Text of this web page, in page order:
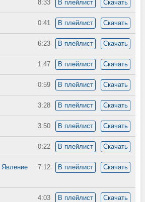
8:33 В плейлист Скачать
0:41 В плейлист Скачать
6:23 В плейлист Скачать
1:47 В плейлист Скачать
0:59 В плейлист Скачать
3:28 В плейлист Скачать
3:50 В плейлист Скачать
0:22 В плейлист Скачать
7:12 В плейлист Скачать
Явление
4:03 В плейлист Скачать